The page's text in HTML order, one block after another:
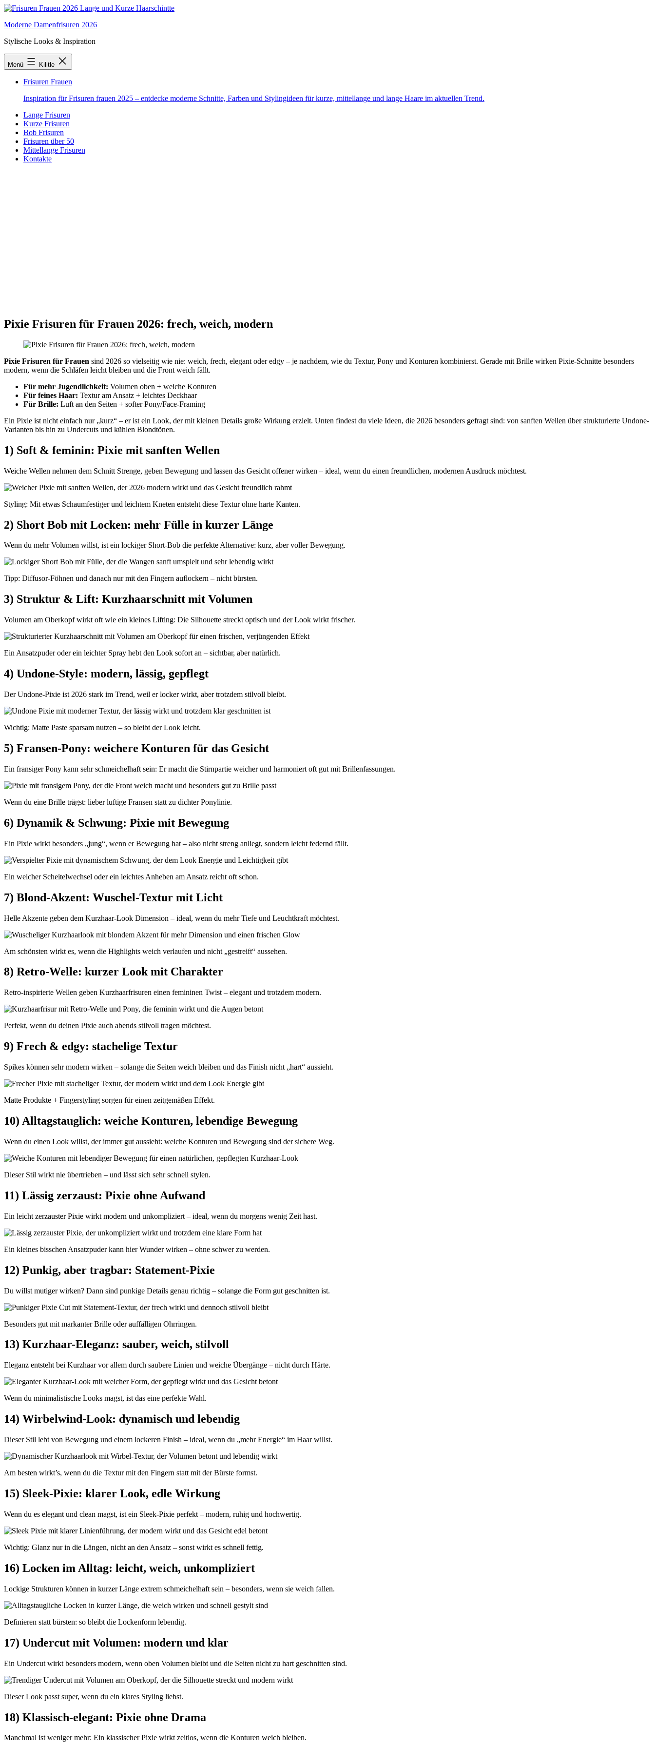
İçeriğe
Moderne Damenfrisuren 2026
Stylische Looks & Inspiration
Menü Kilitle
Frisuren Frauen
Inspiration für Frisuren frauen 2025 – entdecke moderne Schnitte, Farben und Stylingideen für kurze, mittellange und lange Haare im aktuellen Trend.
Lange Frisuren
Kurze Frisuren
Bob Frisuren
Frisuren über 50
Mittellange Frisuren
Kontakte
Pixie Frisuren für Frauen 2026: frech, weich, modern
Pixie Frisuren für Frauen sind 2026 so vielseitig wie nie: weich, frech, elegant oder edgy – je nachdem, wie du Textur, Pony und Konturen kombinierst. Gerade mit Brille wirken Pixie-Schnitte besonders
modern, wenn die Schläfen leicht bleiben und die Front weich fällt.
Für mehr Jugendlichkeit: Volumen oben + weiche Konturen
Für feines Haar: Textur am Ansatz + leichtes Deckhaar
Für Brille: Luft an den Seiten + softer Pony/Face-Framing
Ein Pixie ist nicht einfach nur „kurz“ – er ist ein Look, der mit kleinen Details große Wirkung erzielt. Unten findest du viele Ideen, die 2026 besonders gefragt sind: von sanften Wellen über strukturierte Undone-
Varianten bis hin zu Undercuts und kühlen Blondtönen.
1) Soft & feminin: Pixie mit sanften Wellen
Weiche Wellen nehmen dem Schnitt Strenge, geben Bewegung und lassen das Gesicht offener wirken – ideal, wenn du einen freundlichen, modernen Ausdruck möchtest.
Styling: Mit etwas Schaumfestiger und leichtem Kneten entsteht diese Textur ohne harte Kanten.
2) Short Bob mit Locken: mehr Fülle in kurzer Länge
Wenn du mehr Volumen willst, ist ein lockiger Short-Bob die perfekte Alternative: kurz, aber voller Bewegung.
Tipp: Diffusor-Föhnen und danach nur mit den Fingern auflockern – nicht bürsten.
3) Struktur & Lift: Kurzhaarschnitt mit Volumen
Volumen am Oberkopf wirkt oft wie ein kleines Lifting: Die Silhouette streckt optisch und der Look wirkt frischer.
Ein Ansatzpuder oder ein leichter Spray hebt den Look sofort an – sichtbar, aber natürlich.
4) Undone-Style: modern, lässig, gepflegt
Der Undone-Pixie ist 2026 stark im Trend, weil er locker wirkt, aber trotzdem stilvoll bleibt.
Wichtig: Matte Paste sparsam nutzen – so bleibt der Look leicht.
5) Fransen-Pony: weichere Konturen für das Gesicht
Ein fransiger Pony kann sehr schmeichelhaft sein: Er macht die Stirnpartie weicher und harmoniert oft gut mit Brillenfassungen.
Wenn du eine Brille trägst: lieber luftige Fransen statt zu dichter Ponylinie.
6) Dynamik & Schwung: Pixie mit Bewegung
Ein Pixie wirkt besonders „jung“, wenn er Bewegung hat – also nicht streng anliegt, sondern leicht federnd fällt.
Ein weicher Scheitelwechsel oder ein leichtes Anheben am Ansatz reicht oft schon.
7) Blond-Akzent: Wuschel-Textur mit Licht
Helle Akzente geben dem Kurzhaar-Look Dimension – ideal, wenn du mehr Tiefe und Leuchtkraft möchtest.
Am schönsten wirkt es, wenn die Highlights weich verlaufen und nicht „gestreift“ aussehen.
8) Retro-Welle: kurzer Look mit Charakter
Retro-inspirierte Wellen geben Kurzhaarfrisuren einen femininen Twist – elegant und trotzdem modern.
Perfekt, wenn du deinen Pixie auch abends stilvoll tragen möchtest.
9) Frech & edgy: stachelige Textur
Spikes können sehr modern wirken – solange die Seiten weich bleiben und das Finish nicht „hart“ aussieht.
Matte Produkte + Fingerstyling sorgen für einen zeitgemäßen Effekt.
10) Alltagstauglich: weiche Konturen, lebendige Bewegung
Wenn du einen Look willst, der immer gut aussieht: weiche Konturen und Bewegung sind der sichere Weg.
Dieser Stil wirkt nie übertrieben – und lässt sich sehr schnell stylen.
11) Lässig zerzaust: Pixie ohne Aufwand
Ein leicht zerzauster Pixie wirkt modern und unkompliziert – ideal, wenn du morgens wenig Zeit hast.
Ein kleines bisschen Ansatzpuder kann hier Wunder wirken – ohne schwer zu werden.
12) Punkig, aber tragbar: Statement-Pixie
Du willst mutiger wirken? Dann sind punkige Details genau richtig – solange die Form gut geschnitten ist.
Besonders gut mit markanter Brille oder auffälligen Ohrringen.
13) Kurzhaar-Eleganz: sauber, weich, stilvoll
Eleganz entsteht bei Kurzhaar vor allem durch saubere Linien und weiche Übergänge – nicht durch Härte.
Wenn du minimalistische Looks magst, ist das eine perfekte Wahl.
14) Wirbelwind-Look: dynamisch und lebendig
Dieser Stil lebt von Bewegung und einem lockeren Finish – ideal, wenn du „mehr Energie“ im Haar willst.
Am besten wirkt’s, wenn du die Textur mit den Fingern statt mit der Bürste formst.
15) Sleek-Pixie: klarer Look, edle Wirkung
Wenn du es elegant und clean magst, ist ein Sleek-Pixie perfekt – modern, ruhig und hochwertig.
Wichtig: Glanz nur in die Längen, nicht an den Ansatz – sonst wirkt es schnell fettig.
16) Locken im Alltag: leicht, weich, unkompliziert
Lockige Strukturen können in kurzer Länge extrem schmeichelhaft sein – besonders, wenn sie weich fallen.
Definieren statt bürsten: so bleibt die Lockenform lebendig.
17) Undercut mit Volumen: modern und klar
Ein Undercut wirkt besonders modern, wenn oben Volumen bleibt und die Seiten nicht zu hart geschnitten sind.
Dieser Look passt super, wenn du ein klares Styling liebst.
18) Klassisch-elegant: Pixie ohne Drama
Manchmal ist weniger mehr: Ein klassischer Pixie wirkt zeitlos, wenn die Konturen weich bleiben.